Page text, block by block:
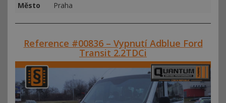
Město
Praha
Reference #00836 – Vypnutí Adblue Ford
Transit 2.2TDCi